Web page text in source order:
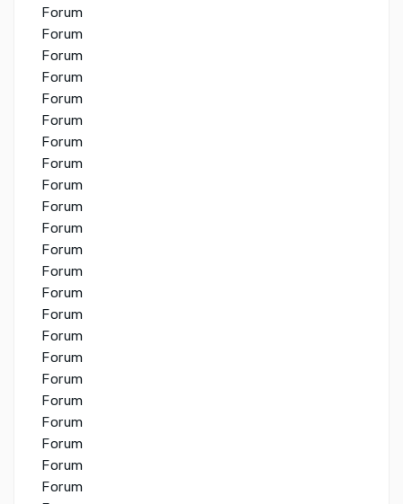
Forum
Forum
Forum
Forum
Forum
Forum
Forum
Forum
Forum
Forum
Forum
Forum
Forum
Forum
Forum
Forum
Forum
Forum
Forum
Forum
Forum
Forum
Forum